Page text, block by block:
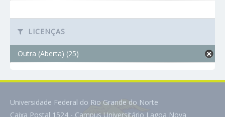
LICENÇAS
Outra (Aberta) (25)
Universidade Federal do Rio Grande do Norte
Caixa Postal 1524 - Campus Universitário Lagoa Nova